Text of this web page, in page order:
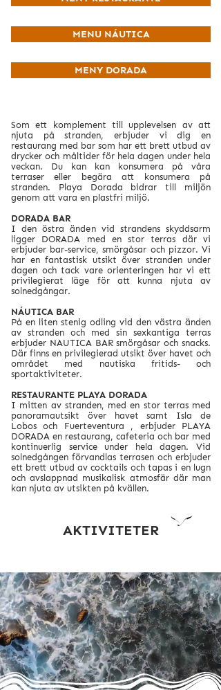
MENU NÁUTICA
MENY DORADA
Som ett komplement till upplevelsen av att
njuta på stranden, erbjuder vi dig en
restaurang med bar som har ett brett utbud av
drycker och måltider för hela dagen under hela
veckan. Du kan kan konsumera på våra
terraser eller begära att konsumera på
stranden. Playa Dorada bidrar till miljön
genom att vara en plastfri miljö.
DORADA BAR
I den östra änden vid strandens skyddsarm
ligger DORADA med en stor terras där vi
erbjuder bar-service, smörgåsar och pizzor. Vi
har en fantastisk utsikt över stranden under
dagen och tack vare orienteringen har vi ett
privilegierat läge för att kunna njuta av
solnedgångar.
NÁUTICA BAR
På en liten stenig odling vid den västra änden
av stranden och med sin sexkantiga terras
erbjuder NAUTICA BAR smörgåsar och snacks.
Där finns en privilegierad utsikt över havet och
området med nautiska fritids- och
sportaktiviteter.
RESTAURANTE PLAYA DORADA
I mitten av stranden, med en stor terras med
panoramautsikt över havet samt Isla de
Lobos och Fuerteventura , erbjuder PLAYA
DORADA en restaurang, cafeteria och bar med
kontinuerlig service under hela dagen. Vid
solnedgången förvandlas terrasen och erbjuder
ett brett utbud av cocktails och tapas i en lugn
och avslappnad musikalisk atmosfär där man
kan njuta av utsikten på kvällen.
AKTIVITETER